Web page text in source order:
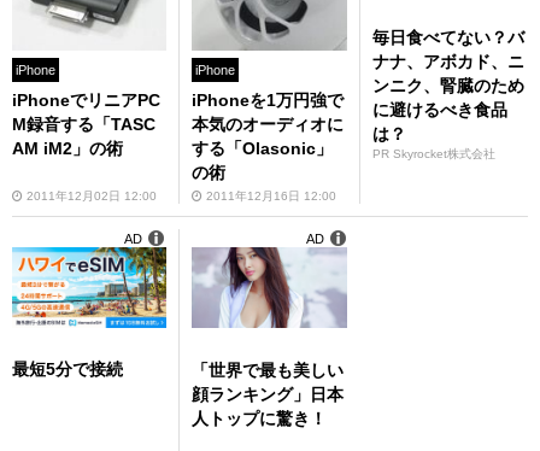
iPhone
iPhoneでリニアPC
M録音する「TASC
AM iM2」の術
2011年12月02日 12:00
iPhone
iPhoneを1万円強で
本気のオーディオに
する「Olasonic」
の術
2011年12月16日 12:00
毎日食べてない？バ
ナナ、アボカド、ニ
ンニク、腎臓のため
に避けるべき食品
は？
PR Skyrocket株式会社
最短5分で接続
AD
「世界で最も美しい
顔ランキング」日本
人トップに驚き！
AD